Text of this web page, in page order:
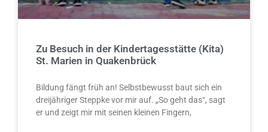
Zu Besuch in der Kindertagesstätte (Kita)
St. Marien in Quakenbrück
Bildung fängt früh an! Selbstbewusst baut sich ein
dreijähriger Steppke vor mir auf. „So geht das“, sagt
er und zeigt mir mit seinen kleinen Fingern,